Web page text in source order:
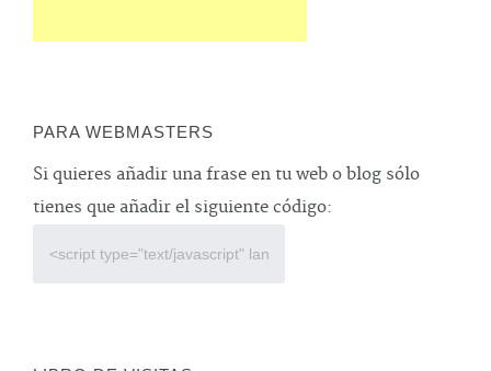
PARA WEBMASTERS
Si quieres añadir una frase en tu web o blog sólo
tienes que añadir el siguiente código: